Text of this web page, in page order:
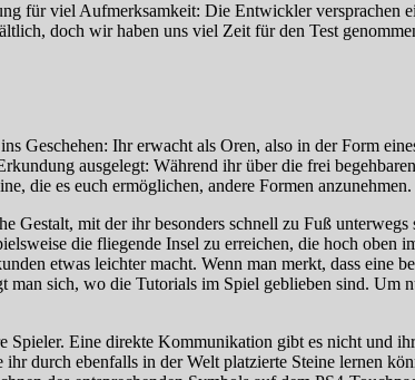
für viel Aufmerksamkeit: Die Entwickler
doch wir haben uns viel Zeit für den Test
Geschehen: Ihr erwacht als Oren, also in der Form
ausgelegt: Während ihr über die frei
die es euch ermöglichen, andere Formen anzunehmen.
Gestalt, mit der ihr besonders schnell zu Fuß
die fliegende Insel zu erreichen, die hoch
etwas leichter macht. Wenn man merkt, dass
sich, wo die Tutorials im Spiel geblieben sind. Um
Spieler. Eine direkte Kommunikation gibt es nicht und
durch ebenfalls in der Welt platzierte Steine lernen